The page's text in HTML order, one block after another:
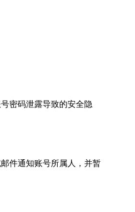
密码泄露导致的安全隐
件通知账号所属人，并暂